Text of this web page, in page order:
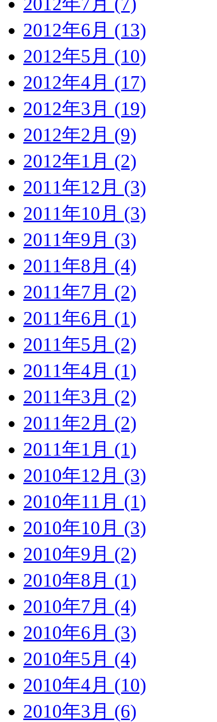
2012年6月 (13)
2012年5月 (10)
2012年4月 (17)
2012年3月 (19)
2012年2月 (9)
2012年1月 (2)
2011年12月 (3)
2011年10月 (3)
2011年9月 (3)
2011年8月 (4)
2011年7月 (2)
2011年6月 (1)
2011年5月 (2)
2011年4月 (1)
2011年3月 (2)
2011年2月 (2)
2011年1月 (1)
2010年12月 (3)
2010年11月 (1)
2010年10月 (3)
2010年9月 (2)
2010年8月 (1)
2010年7月 (4)
2010年6月 (3)
2010年5月 (4)
2010年4月 (10)
2010年3月 (6)